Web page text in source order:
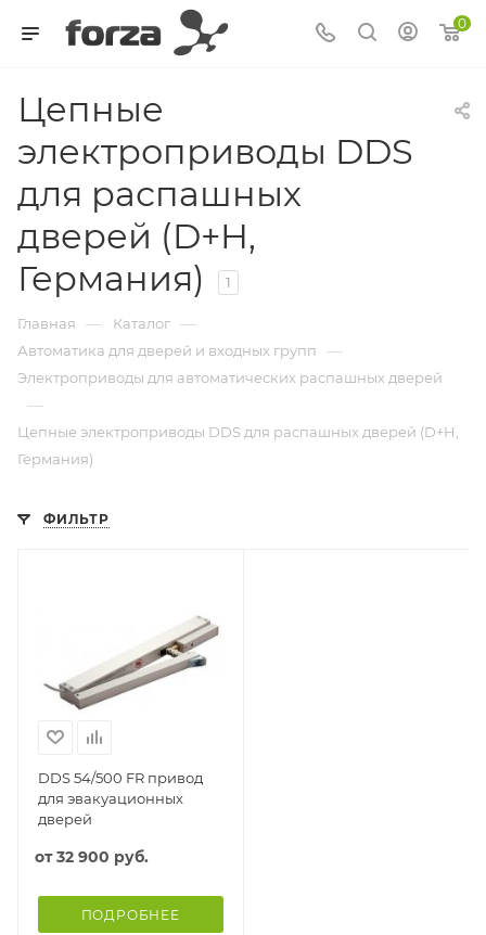
0
Цепные
электроприводы DDS
для распашных
дверей (D+H,
Германия)
1
Главная — Каталог —
Автоматика для дверей и входных групп —
Электроприводы для автоматических распашных дверей
—
Цепные электроприводы DDS для распашных дверей (D+H,
Германия)
ФИЛЬТР
DDS 54/500 FR привод
для эвакуационных
дверей
от32 900 руб.
ПОДРОБНЕЕ